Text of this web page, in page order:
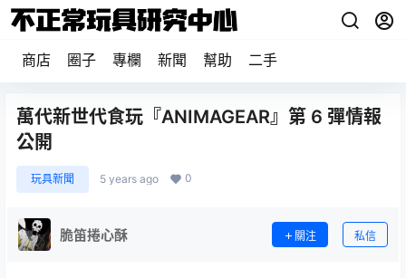
商店 圈子 專欄 新聞 幫助 二手
萬代新世代食玩『ANIMAGEAR』第 6 彈情報
公開
玩具新聞 5 years ago 0
脆笛捲心酥 關注 私信